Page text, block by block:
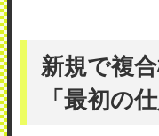
新規で複
「最初の